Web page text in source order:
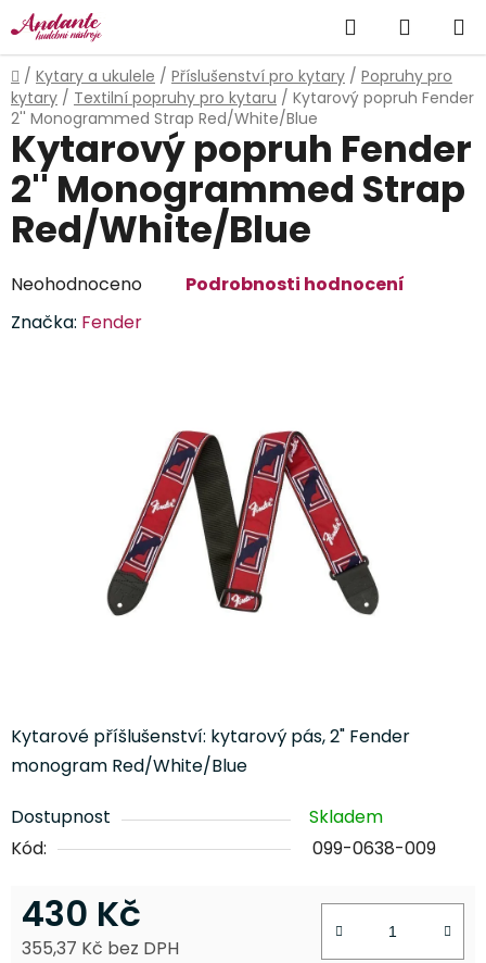
Přejít
na
obsah
Hledat
KOŠÍK
Domů
/ Kytary a ukulele / Příslušenství pro kytary / Popruhy pro
kytary / Textilní popruhy pro kytaru / Kytarový popruh Fender
2'' Monogrammed Strap Red/White/Blue
Kytarové příšlušenství: kytarový pás, 2" Fender
monogram Red/White/Blue
Dostupnost
Skladem
Kód:
099-0638-009
430 Kč
355,37 Kč bez DPH
Kytarový popruh Fender
2'' Monogrammed Strap
Red/White/Blue
Průměrné
produktu
Neohodnoceno
Podrobnosti hodnocení
Značka: Fender